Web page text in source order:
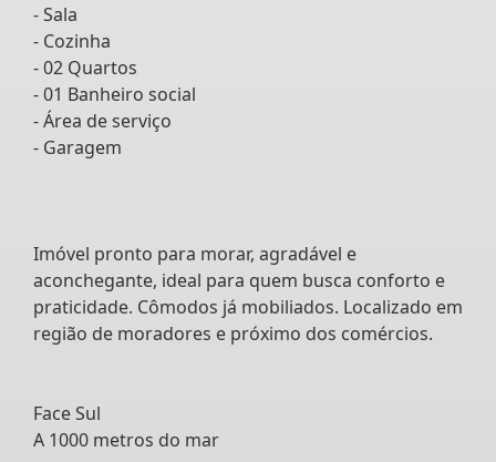
- Sala
- Cozinha
- 02 Quartos
- 01 Banheiro social
- Área de serviço
- Garagem
Imóvel pronto para morar, agradável e
aconchegante, ideal para quem busca conforto e
praticidade. Cômodos já mobiliados. Localizado em
região de moradores e próximo dos comércios.
Face Sul
A 1000 metros do mar